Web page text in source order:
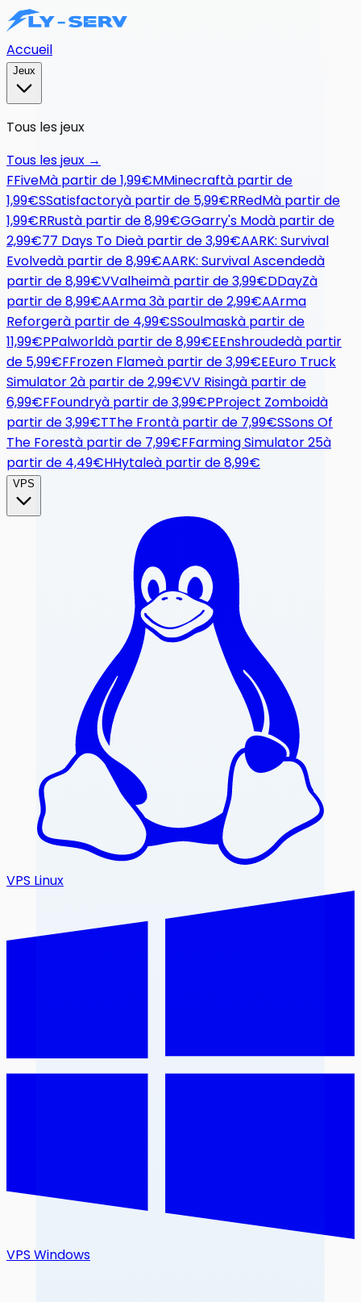
Accueil
Jeux
Tous les jeux
Tous les jeux →
FFiveMà partir de1,99€MMinecraftà partir de
1,99€SSatisfactoryà partir de 5,99€RRedMà partir de
1,99€RRustà partir de8,99€GGarry's Modà partir de
2,99€77 Days To Dieà partir de3,99€AARK: Survival
Evolvedà partir de8,99€AARK: Survival Ascendedà
partir de8,99€VValheimà partir de3,99€DDayZà
partir de8,99€AArma 3à partir de2,99€AArma
Reforgerà partir de 4,99€SSoulmaskà partir de
11,99€PPalworldà partir de8,99€EEnshroudedà partir
de 5,99€FFrozen Flameà partir de3,99€EEuro Truck
Simulator 2à partir de2,99€VV Risingà partir de
6,99€FFoundryà partir de3,99€PProject Zomboidà
partir de3,99€TThe Frontà partir de 7,99€SSons Of
The Forestà partir de 7,99€FFarming Simulator 25à
partir de 4,49€HHytaleà partir de8,99€
VPS
VPS Linux
VPS Windows